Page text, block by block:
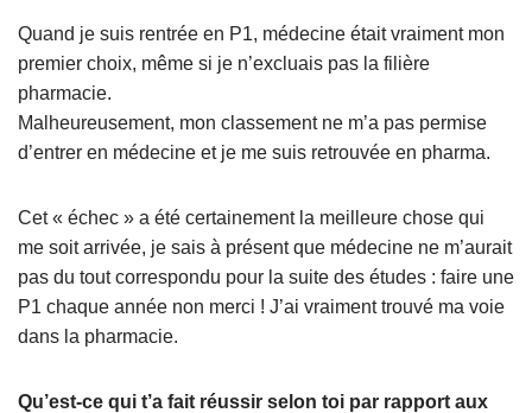
Quand je suis rentrée en P1, médecine était vraiment mon
premier choix, même si je n’excluais pas la filière
pharmacie.
Malheureusement, mon classement ne m’a pas permise
d’entrer en médecine et je me suis retrouvée en pharma.
Cet « échec » a été certainement la meilleure chose qui
me soit arrivée, je sais à présent que médecine ne m’aurait
pas du tout correspondu pour la suite des études : faire une
P1 chaque année non merci ! J’ai vraiment trouvé ma voie
dans la pharmacie.
Qu’est-ce qui t’a fait réussir selon toi par rapport aux